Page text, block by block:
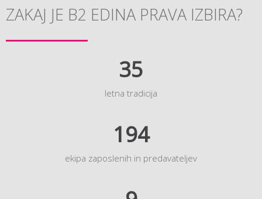
ZAKAJ JE B2 EDINA PRAVA IZBIRA?
35
letna tradicija
194
ekipa zaposlenih in predavateljev